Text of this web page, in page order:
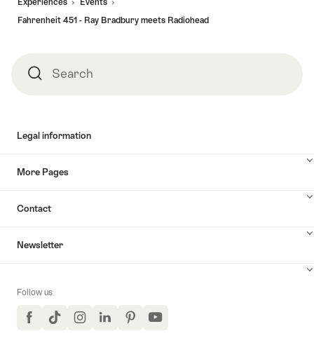
Experiences
Events
Fahrenheit 451 - Ray Bradbury meets Radiohead
SearchSearch
Legal information
More Pages
Contact
Newsletter
Follow us
FacebookTikTokInstagramLinkedInPinterestYouTube